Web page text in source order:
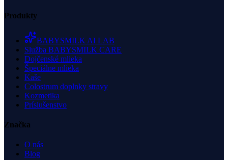
Produkty
BABYSMILK AI LAB
Služba BABYSMILK CARE
Dojčenské mlieka
Špeciálne mlieka
Kaše
Colostrum doplnky stravy
Kozmetika
Príslušenstvo
Značka
O nás
Blog